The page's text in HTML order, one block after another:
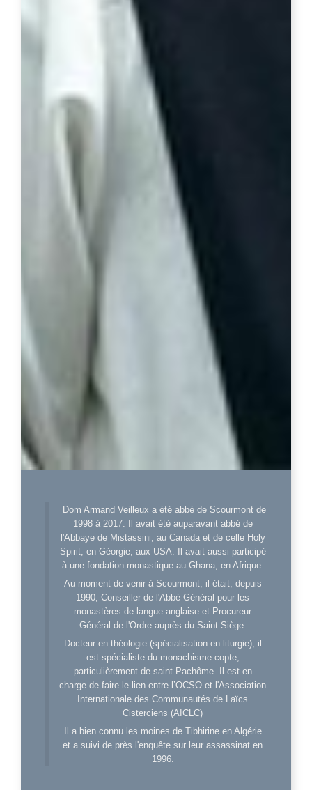
Dom Armand Veilleux a été abbé de Scourmont de
1998 à 2017. Il avait été auparavant abbé de
l'Abbaye de Mistassini, au Canada et de celle Holy
Spirit, en Géorgie, aux USA. Il avait aussi participé
à une fondation monastique au Ghana, en Afrique.
Au moment de venir à Scourmont, il était, depuis
1990, Conseiller de l'Abbé Général pour les
monastères de langue anglaise et Procureur
Général de l'Ordre auprès du Saint-Siège.
Docteur en théologie (spécialisation en liturgie), il
est spécialiste du monachisme copte,
particulièrement de saint Pachôme. Il est en
charge de faire le lien entre l’OCSO et l'Association
Internationale des Communautés de Laïcs
Cisterciens (AICLC)
Il a bien connu les moines de Tibhirine en Algérie
et a suivi de près l'enquête sur leur assassinat en
1996.